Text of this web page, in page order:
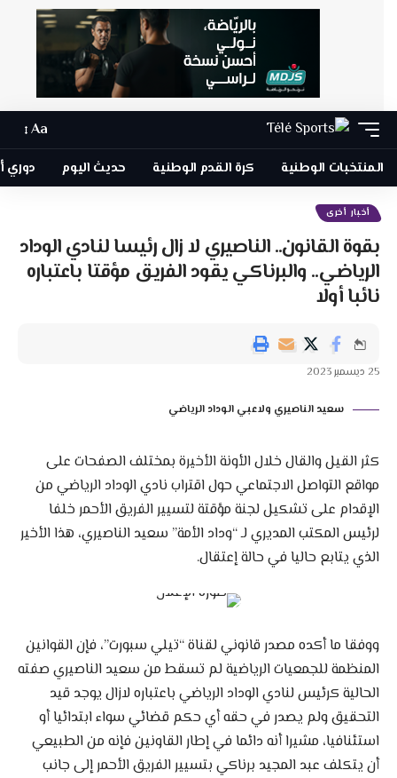
Aa
المنتخبات الوطنية كرة القدم الوطنية حديث اليوم دوري
أخبار أخرى
بقوة القانون.. الناصيري لا زال رئيسا لنادي الوداد
الرياضي.. والبرناكي يقود الفريق مؤقتا باعتباره
نائبا أولا
سعيد الناصيري ولاعبي الوداد الرياضي
كثر القيل والقال خلال الأونة الأخيرة بمختلف الصفحات على
مواقع التواصل الاجتماعي حول اقتراب نادي الوداد الرياضي من
الإقدام على تشكيل لجنة مؤقتة لتسيير الفريق الأحمر خلفا
لرئيس المكتب المديري لـ “وداد الأمة” سعيد الناصيري، هذا الأخير
الذي يتابع حاليا في حالة إعتقال.
ووفقا ما أكده مصدر قانوني لقناة “تيلي سبورت”، فإن القوانين
المنظمة للجمعيات الرياضية لم تسقط من سعيد الناصيري صفته
الحالية كرئيس لنادي الوداد الرياضي باعتباره لازال يوجد قيد
التحقيق ولم يصدر في حقه أي حكم قضائي سواء ابتدائيا أو
استئنافيا، مشيرا أنه دائما في إطار القاونين فإنه من الطبيعي
أن يتكلف عبد المجيد برناكي بتسيير الفريق الأحمر إلى جانب